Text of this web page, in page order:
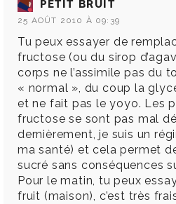
PETIT BRUIT
25 AOÛT 2010 À 09:39
Tu peux essayer de
fructose (ou du sirop
corps ne l’assimile pas du
« normal », du coup la
et ne fait pas le yoyo. Les
fructose se sont pas mal
dernièrement, je suis un
ma santé) et cela permet
sucré sans conséquences
Pour le matin, tu peux
fruit (maison), c’est très